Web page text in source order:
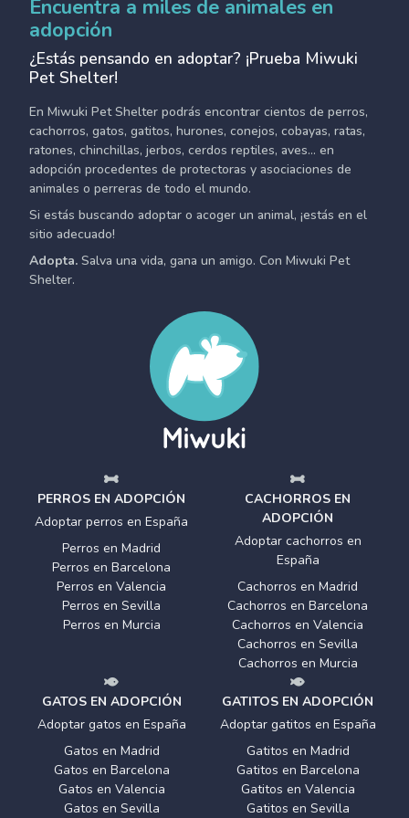
Encuentra a miles de animales en
adopción
¿Estás pensando en adoptar? ¡Prueba Miwuki
Pet Shelter!
En Miwuki Pet Shelter podrás encontrar cientos de perros,
cachorros, gatos, gatitos, hurones, conejos, cobayas, ratas,
ratones, chinchillas, jerbos, cerdos reptiles, aves... en
adopción procedentes de protectoras y asociaciones de
animales o perreras de todo el mundo.
Si estás buscando adoptar o acoger un animal, ¡estás en el
sitio adecuado!
Adopta. Salva una vida, gana un amigo. Con Miwuki Pet
Shelter.
PERROS EN ADOPCIÓN
Adoptar perros en España
Perros en Madrid
Perros en Barcelona
Perros en Valencia
Perros en Sevilla
Perros en Murcia
CACHORROS EN
ADOPCIÓN
Adoptar cachorros en
España
Cachorros en Madrid
Cachorros en Barcelona
Cachorros en Valencia
Cachorros en Sevilla
Cachorros en Murcia
GATOS EN ADOPCIÓN
Adoptar gatos en España
Gatos en Madrid
Gatos en Barcelona
Gatos en Valencia
Gatos en Sevilla
GATITOS EN ADOPCIÓN
Adoptar gatitos en España
Gatitos en Madrid
Gatitos en Barcelona
Gatitos en Valencia
Gatitos en Sevilla